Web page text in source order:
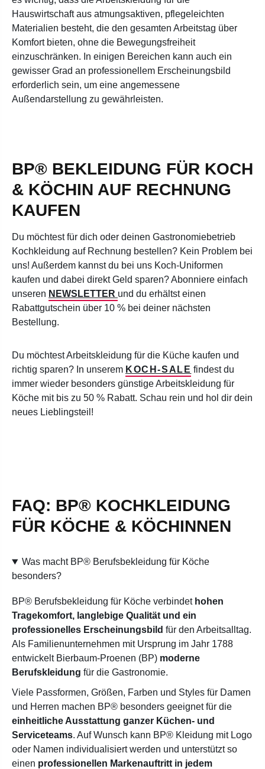
Hauswirtschaft aus atmungsaktiven, pflegeleichten
Materialien besteht, die den gesamten Arbeitstag über
Komfort bieten, ohne die Bewegungsfreiheit
einzuschränken. In einigen Bereichen kann auch ein
gewisser Grad an professionellem Erscheinungsbild
erforderlich sein, um eine angemessene
Außendarstellung zu gewährleisten.
BP® BEKLEIDUNG FÜR KOCH
& KÖCHIN AUF RECHNUNG
KAUFEN
Du möchtest für dich oder deinen Gastronomiebetrieb
Kochkleidung auf Rechnung bestellen? Kein Problem bei
uns! Außerdem kannst du bei uns Koch-Uniformen
kaufen und dabei direkt Geld sparen? Abonniere einfach
unseren NEWSLETTER und du erhältst einen
Rabattgutschein über 10 % bei deiner nächsten
Bestellung.
Du möchtest Arbeitskleidung für die Küche kaufen und
richtig sparen? In unserem KOCH-SALE findest du
immer wieder besonders günstige Arbeitskleidung für
Köche mit bis zu 50 % Rabatt. Schau rein und hol dir dein
neues Lieblingsteil!
FAQ: BP® KOCHKLEIDUNG
FÜR KÖCHE & KÖCHINNEN
Was macht BP® Berufsbekleidung für Köche
besonders?
BP® Berufsbekleidung für Köche verbindet hohen
Tragekomfort, langlebige Qualität und ein
professionelles Erscheinungsbild für den Arbeitsalltag.
Als Familienunternehmen mit Ursprung im Jahr 1788
entwickelt Bierbaum-Proenen (BP) moderne
Berufskleidung für die Gastronomie.
Viele Passformen, Größen, Farben und Styles für Damen
und Herren machen BP® besonders geeignet für die
einheitliche Ausstattung ganzer Küchen- und
Serviceteams. Auf Wunsch kann BP® Kleidung mit Logo
oder Namen individualisiert werden und unterstützt so
einen professionellen Markenauftritt in jedem